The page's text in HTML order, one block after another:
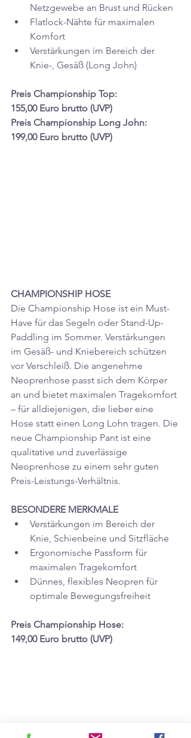
Netzgewebe an Brust und Rücken
Flatlock-Nähte für maximalen
Komfort
Verstärkungen im Bereich der
Knie-, Gesäß (Long John)
Preis Championship Top:
155,00 Euro brutto (UVP)
Preis Championship Long John:
199,00 Euro brutto (UVP)
CHAMPIONSHIP HOSE
Die Championship Hose ist ein Must-
Have für das Segeln oder Stand-Up-
Paddling im Sommer. Verstärkungen
im Gesäß- und Kniebereich schützen
vor Verschleiß. Die angenehme
Neoprenhose passt sich dem Körper
an und bietet maximalen Tragekomfort
– für alldiejenigen, die lieber eine
Hose statt einen Long Lohn tragen. Die
neue Championship Pant ist eine
qualitative und zuverlässige
Neoprenhose zu einem sehr guten
Preis-Leistungs-Verhältnis.
BESONDERE MERKMALE
Verstärkungen im Bereich der
Knie, Schienbeine und Sitzfläche
Ergonomische Passform für
maximalen Tragekomfort
Dünnes, flexibles Neopren für
optimale Bewegungsfreiheit
Preis Championship Hose:
149,00 Euro brutto (UVP)